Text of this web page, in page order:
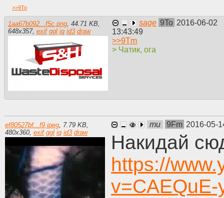
>>9To
1aa67b092...f5c.png, 44.71 KB,
648x357, exif ggl iq id3 draw
sage 9To 2016-06-02
13:43:49
>>9Tm
> Чатик, ога
ef80527bf...f9.jpeg 7.79 KB
480x360 exif ggl iq id3 draw
mu 9Fm 2016-05-
Накидай
https://
v=CAEQuE-